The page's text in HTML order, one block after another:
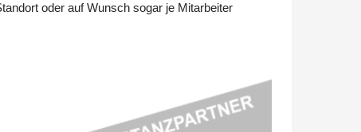
oder auf Wunsch sogar je Mitarbeiter